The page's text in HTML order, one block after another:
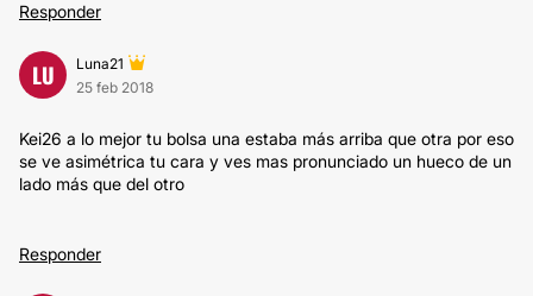
Responder
LU
Luna21
25 feb 2018
Kei26 a lo mejor tu bolsa una estaba más arriba que otra por eso
se ve asimétrica tu cara y ves mas pronunciado un hueco de un
lado más que del otro
Responder